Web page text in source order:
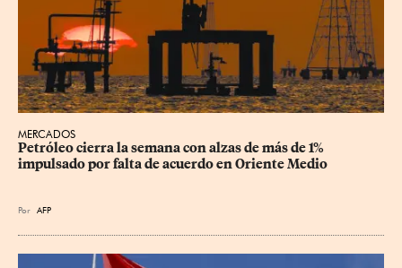
MERCADOS
Petróleo cierra la semana con alzas de más de 1%
impulsado por falta de acuerdo en Oriente Medio
Por AFP